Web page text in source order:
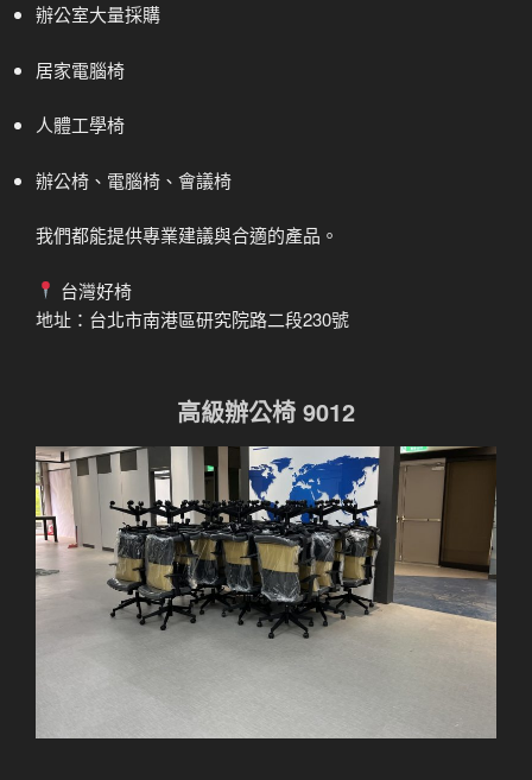
辦公室大量採購
居家電腦椅
人體工學椅
辦公椅、電腦椅、會議椅
我們都能提供專業建議與合適的產品。
台灣好椅
地址：台北市南港區研究院路二段230號
高級辦公椅 9012